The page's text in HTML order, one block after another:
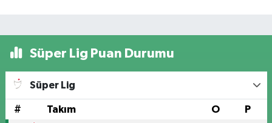
Süper Lig Puan Durumu
Süper Lig
# Takım O P